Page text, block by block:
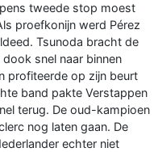
tweede stop moest
proefkonijn werd Pérez
Tsunoda bracht de
snel naar binnen
profiteerde op zijn beurt
band pakte Verstappen
terug. De oud-kampioen
nog laten gaan. De
echter niet